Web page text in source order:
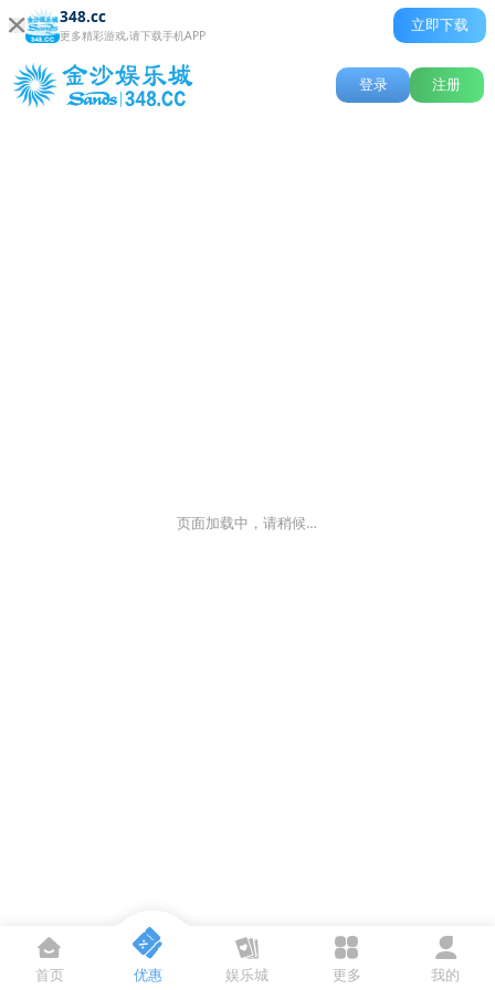
348.cc
更多精彩游戏,请下载手机APP
立即下载
登录 注册
首页 优惠 娱乐城 更多 我的